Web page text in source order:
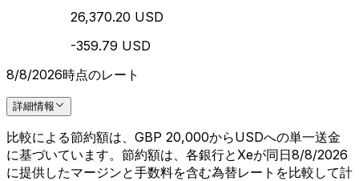
26,370.20 USD
-359.79 USD
8/8/2026時点のレート
詳細情報
比較による節約額は、GBP 20,000からUSDへの単一送金
に基づいています。節約額は、各銀行とXeが同日8/8/2026
に提供したマージンと手数料を含む為替レートを比較して計